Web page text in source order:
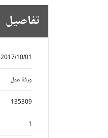
تفاصيل
2017/10/01
ورقة عمل
135309
1